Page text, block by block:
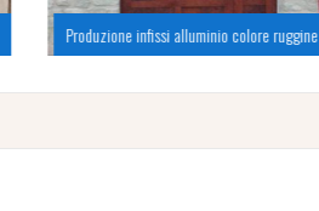
Produzione infissi alluminio colore ruggine